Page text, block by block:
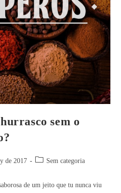
sem o
de 2017 Sem categoria
de um jeito que tu nunca viu